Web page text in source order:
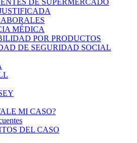
DE SUPERMERCADO
MÉDICA
POR PRODUCTOS
DE SEGURIDAD SOCIAL
MI CASO?
DEL CASO